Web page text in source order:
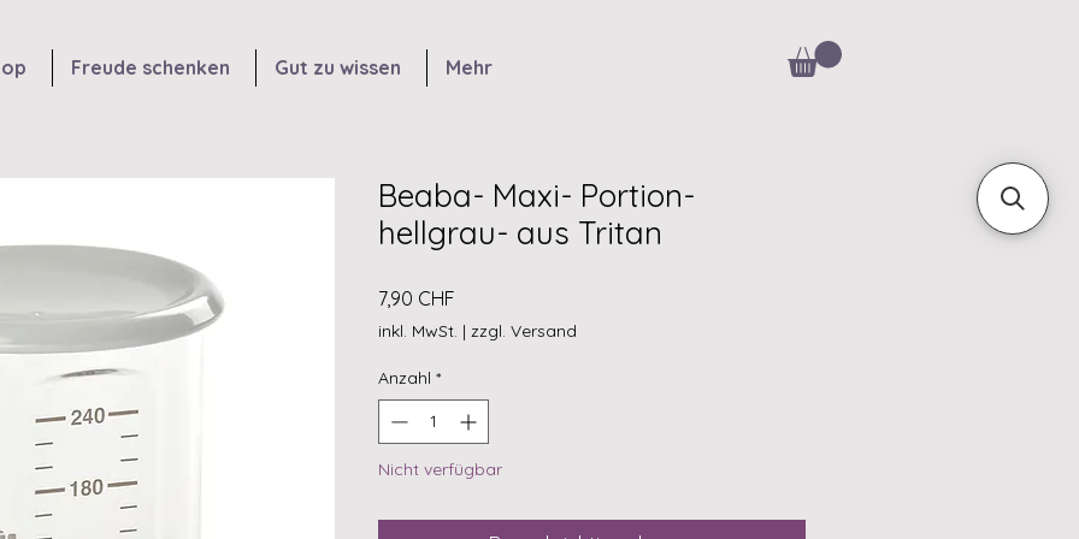
Freude schenken Gut zu wissen Mehr
Beaba- Maxi- Portion-
hellgrau- aus Tritan
7,90 CHF
inkl. MwSt. | zzgl. Versand
Anzahl *
Nicht verfügbar